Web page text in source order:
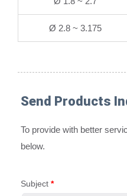
Ø 2.8 ~ 3.175